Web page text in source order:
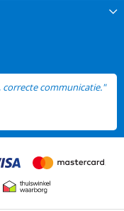
correcte communicatie."